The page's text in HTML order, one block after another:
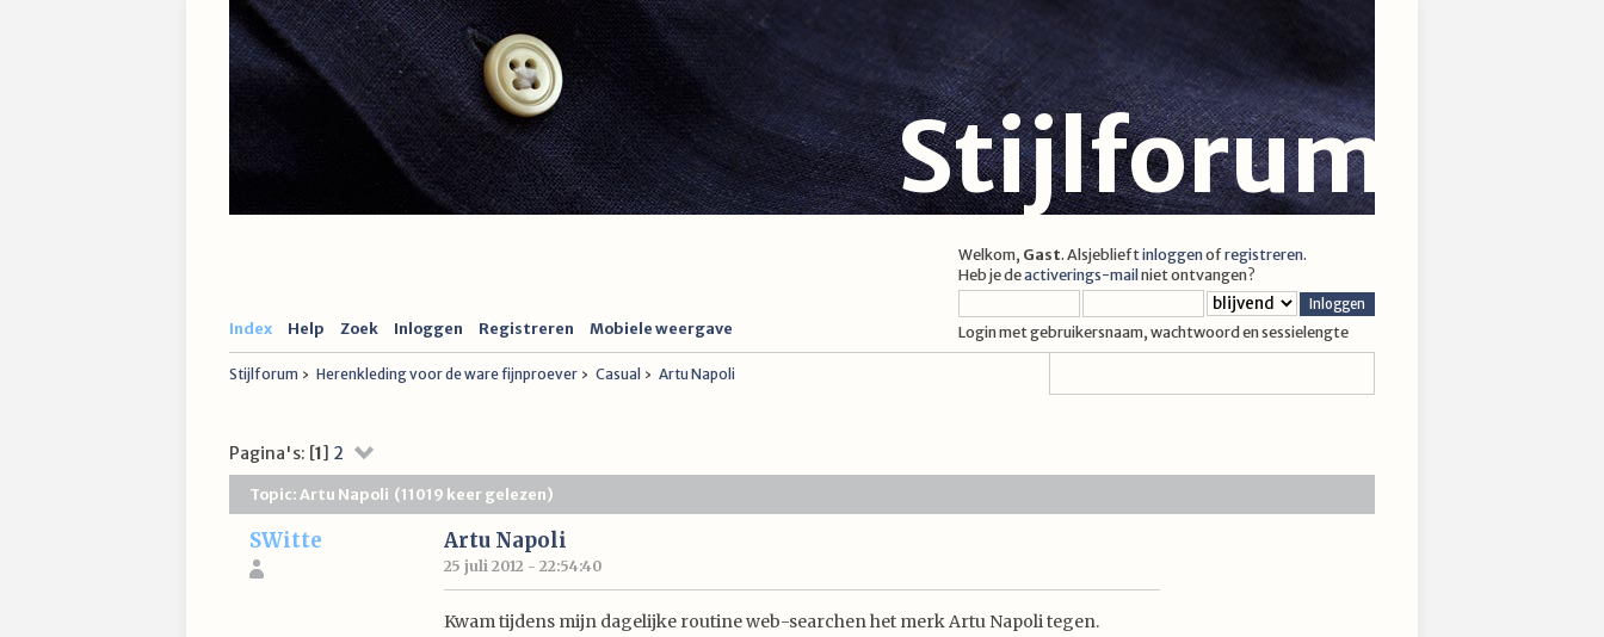
Stijlforum
Welkom, Gast. Alsjeblieftinloggenofregistreren.
Heb je deactiverings-mail niet ontvangen?
Login met gebruikersnaam, wachtwoord en sessielengte
Index Help Zoek Inloggen Registreren Mobiele weergave
Stijlforum › Herenkleding voor de ware fijnproever› Casual › Artu Napoli
Pagina's: [1] 2
Topic: Artu Napoli (11019 keer gelezen)
SWitte Artu Napoli
25 juli 2012 - 22:54:40
Kwam tijdens mijn dagelijke routine web-searchen het merk Artu Napoli tegen.